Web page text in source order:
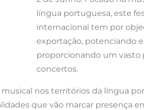
nos territórios da língua
que vão marcar presença